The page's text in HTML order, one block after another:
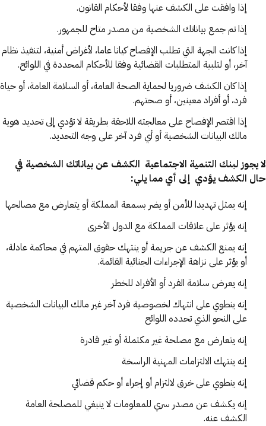
إذا وافقت على الكشف عنها وفقا لأحكام القانون.
إذا تم جمع بياناتك الشخصية من مصدر متاح للجمهور.
إذا كانت الجهة التي تطلب الإفصاح كيانا عاما، لأغراض أمنية، لتنفيذ نظام
آخر، أو لتلبية المتطلبات القضائية وفقا للأحكام المحددة في اللوائح.
إذا كان الكشف ضروريا لحماية الصحة العامة، أو السلامة العامة، أو حياة
فرد، أو أفراد معينين، أو صحتهم.
إذا اقتصر الإفصاح على معالجته اللاحقة بطريقة لا تؤدي إلى تحديد هوية
مالك البيانات الشخصية أو أي فرد آخر على وجه التحديد.
لا يجوز لبنك التنمية الاجتماعية الكشف عن بياناتك الشخصية في
حال الكشف يؤدي إلى أي مما يلي:
إنه يمثل تهديدا للأمن أو يضر بسمعة المملكة أو يتعارض مع مصالحها
إنه يؤثر على علاقات المملكة مع الدول الأخرى
إنه يمنع الكشف عن جريمة أو ينتهك حقوق المتهم في محاكمة عادلة،
أو يؤثر على نزاهة الإجراءات الجنائية القائمة.
إنه يعرض سلامة الفرد أو الأفراد للخطر
إنه ينطوي على انتهاك لخصوصية فرد آخر غير مالك البيانات الشخصية
على النحو الذي تحدده اللوائح
إنه يتعارض مع مصلحة غير مكتملة أو غير قادرة
إنه ينتهك الالتزامات المهنية الراسخة
إنه ينطوي على خرق لالتزام أو إجراء أو حكم قضائي
إنه يكشف عن مصدر سري للمعلومات لا ينبغي للمصلحة العامة
الكشف عنه.